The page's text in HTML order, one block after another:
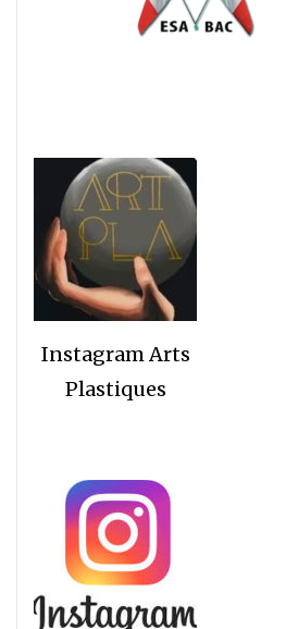
Instagram Arts
Plastiques